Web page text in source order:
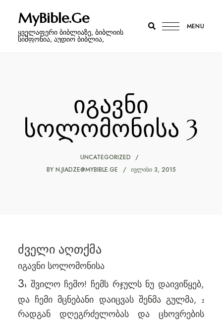
MyBible.Ge
ყველაფერი ბიბლიაზე, ბიბლიის
სიმფონია, აუდიო ბიბლია,
MENU
იგავნი
სოლომონისა 3
UNCATEGORIZED
BY N.JIADZE@MYBIBLE.GE ᲘᲕᲚᲘᲡᲘ 3, 2015
ძველი აღთქმა
იგავნი სოლომონისა
31
შვილო ჩემო! ჩემს რჯულს ნუ დაივიწყებ,
და ჩემი მცნებანი დაიცვას შენმა გულმა,2
რადგან დღეგრძელობას და ცხოვრების